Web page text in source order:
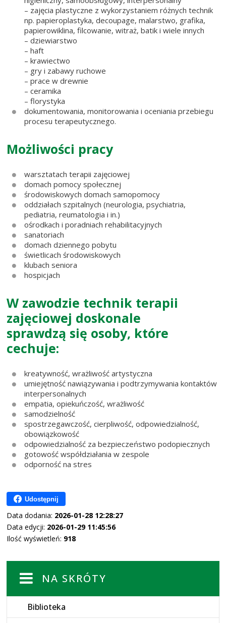
– zajęcia plastyczne z wykorzystaniem różnych technik
np. papieroplastyka, decoupage, malarstwo, grafika,
papierowiklina, filcowanie, witraż, batik i wiele innych
– dziewiarstwo
– haft
– krawiectwo
– gry i zabawy ruchowe
– prace w drewnie
– ceramika
– florystyka
dokumentowania, monitorowania i oceniania przebiegu
procesu terapeutycznego.
Możliwości pracy
warsztatach terapii zajęciowej
domach pomocy społecznej
środowiskowych domach samopomocy
oddziałach szpitalnych (neurologia, psychiatria,
pediatria, reumatologia i in.)
ośrodkach i poradniach rehabilitacyjnych
sanatoriach
domach dziennego pobytu
świetlicach środowiskowych
klubach seniora
hospicjach
W zawodzie technik terapii
zajęciowej doskonale
sprawdzą się osoby, które
cechuje:
kreatywność, wrażliwość artystyczna
umiejętność nawiązywania i podtrzymywania kontaktów
interpersonalnych
empatia, opiekuńczość, wrażliwość
samodzielność
spostrzegawczość, cierpliwość, odpowiedzialność,
obowiązkowość
odpowiedzialność za bezpieczeństwo podopiecznych
gotowość współdziałania w zespole
odporność na stres
Udostępnij
Data dodania: 2026-01-28 12:28:27
Data edycji: 2026-01-29 11:45:56
Ilość wyświetleń: 918
NA SKRÓTY
Biblioteka